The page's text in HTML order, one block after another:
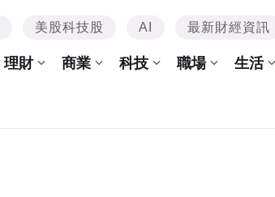
美股科技股 AI 最新財經資訊
理財 商業 科技 職場 生活